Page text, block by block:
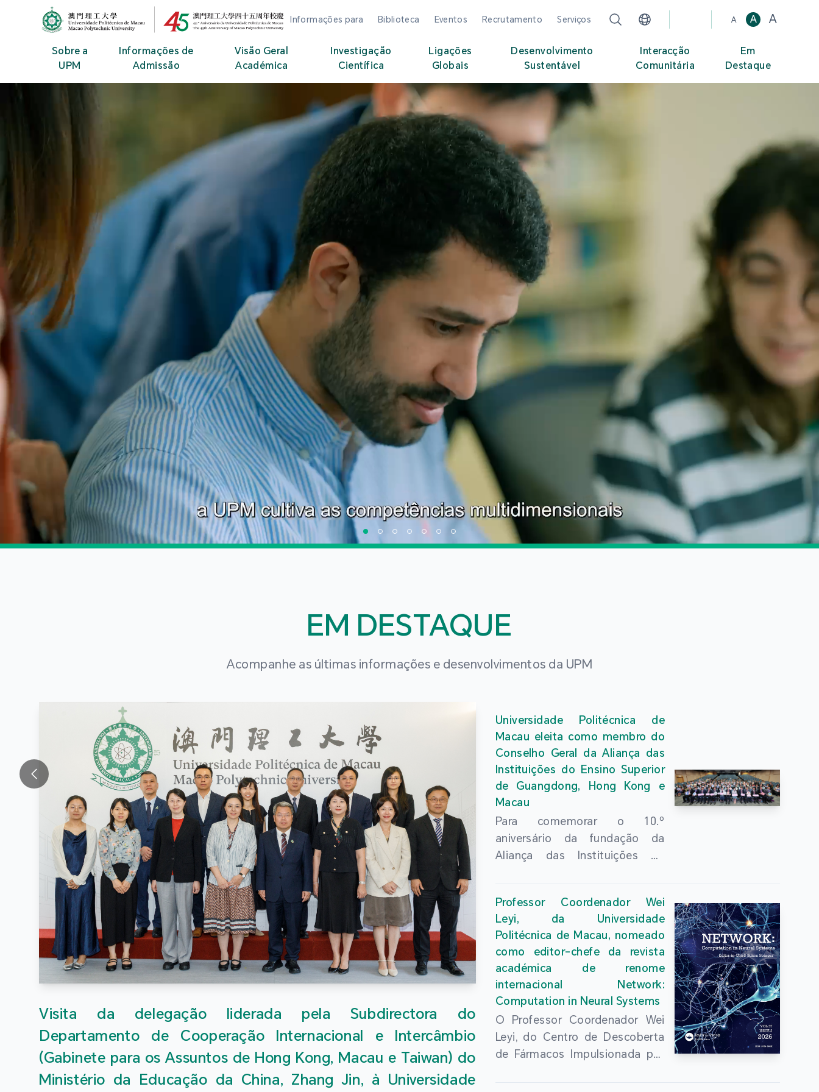
MPU Logo
Informações para Biblioteca Eventos Recrutamento Serviços A A A
Sobre a
UPM
Informações de
Admissão
Visão Geral
Académica
Investigação
Científica
Ligações
Globais
Desenvolvimento
Sustentável
Interacção
Comunitária
Em
Destaque
EM DESTAQUE
Acompanhe as últimas informações e desenvolvimentos da UPM
Visita da delegação liderada pela Subdirectora do
Departamento de Cooperação Internacional e Intercâmbio
(Gabinete para os Assuntos de Hong Kong, Macau e Taiwan) do
Ministério da Educação da China, Zhang Jin, à Universidade
Universidade Politécnica de
Macau eleita como membro do
Conselho Geral da Aliança das
Instituições do Ensino Superior
de Guangdong, Hong Kong e
Macau
Para comemorar o 10.º
aniversário da fundação da
Aliança das Instituições do
aprofundar ainda mais a
inovação conjunta do ensino
superior das três regiões,
realizou-se com sucesso, no dia
24 de Julho, na Universidade
Chinesa de Hong Kong, a
“Conferência Anual 2026 da
Aliança das Instituições do
Ensino Superior de Guangdong,
Hong Kong e Macau e Fórum
Professor Coordenador Wei
Leyi, da Universidade
Politécnica de Macau, nomeado
como editor-chefe da revista
académica de renome
internacional Network:
Computation in Neural Systems
O Professor Coordenador Wei
Leyi, do Centro de Descoberta
de Fármacos Impulsionada por